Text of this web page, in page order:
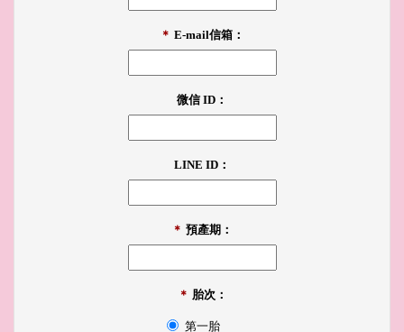
＊ E-mail信箱：
微信 ID：
LINE ID：
＊ 預產期：
＊ 胎次：
第一胎